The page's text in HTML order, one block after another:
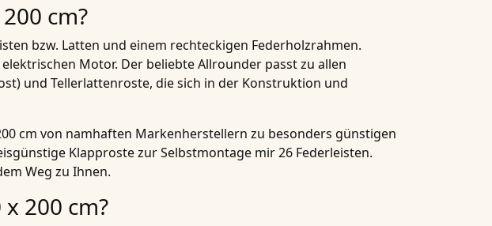
cm?
bzw. Latten und einem rechteckigen Federholzrahmen.
Motor. Der beliebte Allrounder passt zu allen
und Tellerlattenroste, die sich in der Konstruktion und
cm von namhaften Markenherstellern zu besonders günstigen
Klapproste zur Selbstmontage mir 26 Federleisten.
Weg zu Ihnen.
200 cm?